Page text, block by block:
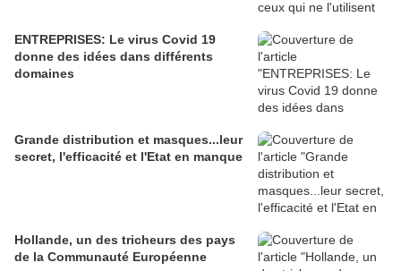
ENTREPRISES: Le virus Covid 19
donne des idées dans différents
domaines
Grande distribution et masques...leur
secret, l'efficacité et l'Etat en manque
Hollande, un des tricheurs des pays
de la Communauté Européenne